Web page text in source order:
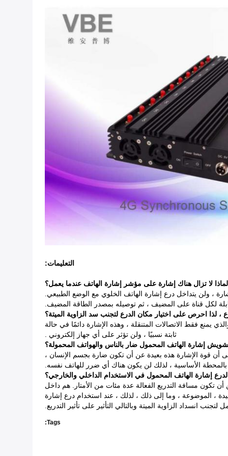
التعليمات:
لماذا لا تزال هناك إشارة على مؤشر إشارة الهاتف عندما يعمل؟
، ولن يتداخل درع إشارة الهاتف الخلوي مع الوضع الطبيعي.
لكل قناة على المضيف ، ثم توصيله بمصدر الطاقة المضيف.
، لذا احرص على اختيار مكان الدرع لتجنب سد الزاوية الميتة؟
يمنع فقط الاتصالات المتنقلة ، وهذه الإشارة دائمًا في حالة
ثابتة نسبيًا ، ولن تؤثر على أي جهاز إلكتروني .
إشارة الهاتف المحمول ضار بالناس والهواتف المحمولة؟
أن قوة الإشارة هذه بعيدة عن أن تكون ضارة بجسم الإنسان ،
الأساسية ، لذلك لن يكون هناك أي ضرر للهاتف نفسه.
إشارة الهاتف المحمول في الاستخدام الداخلي والخارجي؟
، يمكن أن تكون مسافة التدريع الفعالة عدة مئات من الأمتار. هم داخل
، الموضوعة ، وما إلى ذلك ، لذلك ، عند استخدام درع إشارة
انسداد الزاوية الميتة وبالتالي التأثير على تأثير التدريع.
Tags: